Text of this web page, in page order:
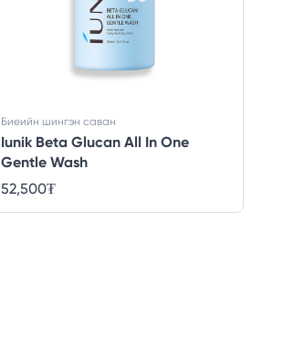
Iunik Beta Glucan All In One
Gentle Wash
Биеийн шингэн саван
52,500₮